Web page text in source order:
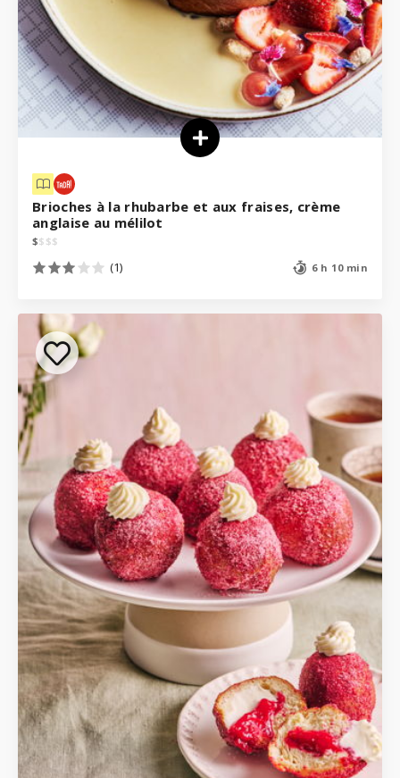
Brioches à la rhubarbe et aux fraises, crème
anglaise au mélilot
$$ $$
(1) 6 h 10 min